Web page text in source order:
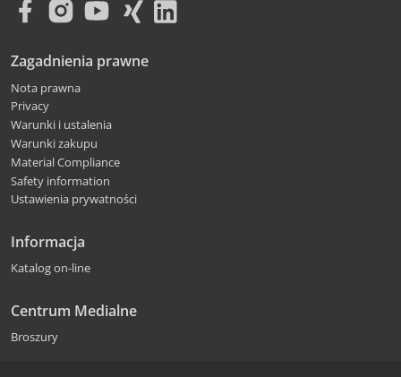
Zagadnienia prawne
Nota prawna
Privacy
Warunki i ustalenia
Warunki zakupu
Material Compliance
Safety information
Ustawienia prywatności
Informacja
Katalog on-line
Centrum Medialne
Broszury